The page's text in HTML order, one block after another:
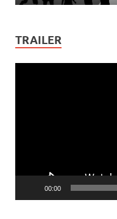
TRAILER
00:00